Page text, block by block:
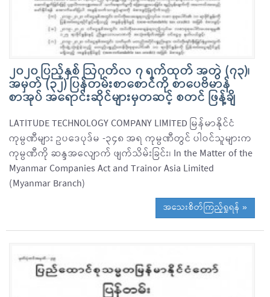
၂၀၂၀ ပြည့်နှစ် ဩဂုတ်လ ၇ ရက်ထုတ် အတွဲ (၇၃)၊
အမှတ် (၃၂) ပြန်တမ်းစာစောင်ကို စာပေဗိမာန်
စာအုပ် အရောင်းဆိုင်များမှတဆင့် စတင် ဖြန့်ချိ
LATITUDE TECHNOLOGY COMPANY LIMITED မြန်မာနိုင်ငံ
ကုမ္ပဏီများ ဥပဒေပုဒ်မ -၃၄၈ အရ ကုမ္ပဏီတွင် ပါဝင်သူများက
ကုမ္ပဏီကို ဆန္ဒအလျောက် ဖျက်သိမ်းခြင်း၊ In the Matter of the
Myanmar Companies Act and Trainor Asia Limited
(Myanmar Branch)
အသေးစိတ်ကြည့်ရှုရန် »